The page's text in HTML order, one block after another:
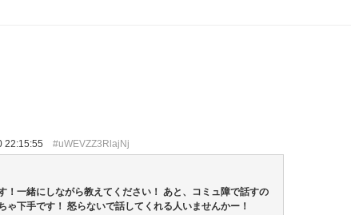
22:15:55 #uWEVZZ3RlajNj
！一緒にしながら教えてください！ あと、コミュ障で話すの
ゃ下手です！ 怒らないで話してくれる人いませんかー！